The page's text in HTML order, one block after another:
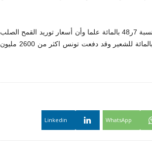
وجابهت تونس خلال شهر جويلية ، ارتفاعا في أسعار توريد الحبوب بنسبة 7ر48 بالمائة علما وأن أسعار توريد القمح الصلب
ارتفعت بنحو 2ر90 بالمائة والقمح اللين بنسبة 3ر44 بالمائة و1ر58 بالمائة للشعير وقد دفعت تونس اكثر من 2600 مليون
WhatsApp
Linkedin